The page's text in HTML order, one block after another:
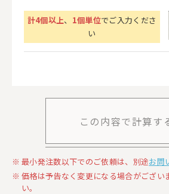
計4個以上、 1個単位でご入力くださ
い
この内容で計算す
最小発注数以下でのご依頼は、別途お問
価格は予告なく変更になる場合がござい
い。